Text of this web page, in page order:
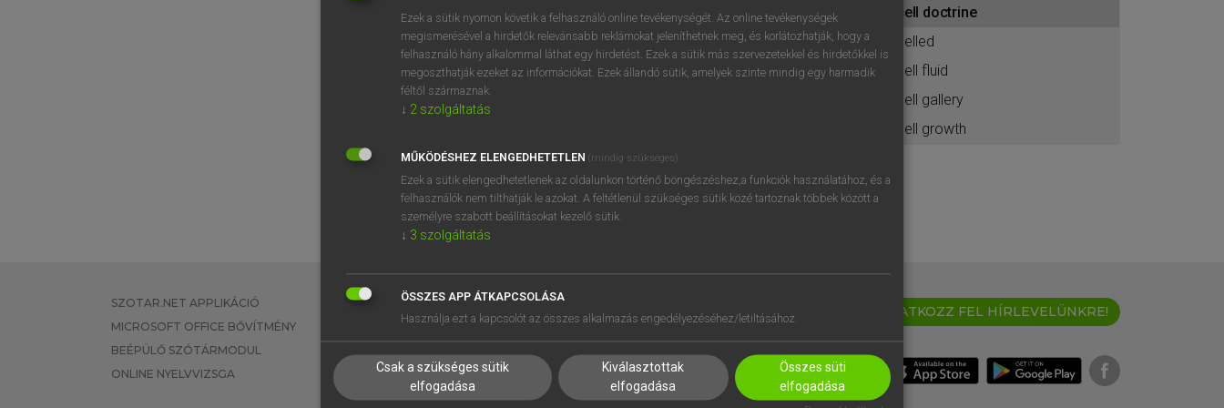
BELÉPÉS
próbaverziójának elindításához
regisztrálok ésbelépek.
REGISZTRÁCIÓ
cell doctrine
celled
cell fluid
cell gallery
cell growth
SZOTAR.NET APPLIKÁCIÓ
MICROSOFT OFFICE BŐVÍTMÉNY
BEÉPÜLŐ SZÓTÁRMODUL
ONLINE NYELVVIZSGA
EGYÉNI FELHASZNÁLÓKNAK
TANULÓKNAK
VÁLLALATI MEGOLDÁSOK
SÚGÓ
RÓLUNK
SÜTI BEÁLLÍTÁSOK
IRATKOZZ FEL HÍRLEVELÜNKRE!
Ezek a sütik nyomon követik a felhasználó online tevékenységét. Az online tevékenységek
megismerésével a hirdetők relevánsabb reklámokat jeleníthetnek meg, és korlátozhatják, hogy a
felhasználó hány alkalommal láthat egy hirdetést. Ezek a sütik más szervezetekkel és hirdetőkkel is
megoszthatják ezeket az információkat. Ezek állandó sütik, amelyek szinte mindig egy harmadik
féltől származnak.
↓ 2 szolgáltatás
MŰKÖDÉSHEZ ELENGEDHETETLEN (mindig szükséges)
Ezek a sütik elengedhetetlenek az oldalunkon történő böngészéshez,a funkciók használatához, és a
felhasználók nem tilthatják le azokat. A feltétlenül szükséges sütik közé tartoznak többek között a
személyre szabott beállításokat kezelő sütik.
↓ 3 szolgáltatás
ÖSSZES APP ÁTKAPCSOLÁSA
Használja ezt a kapcsolót az összes alkalmazás engedélyezéséhez/letiltásához.
Csak a szükséges sütik
elfogadása
Kiválasztottak
elfogadása
Összes süti
elfogadása